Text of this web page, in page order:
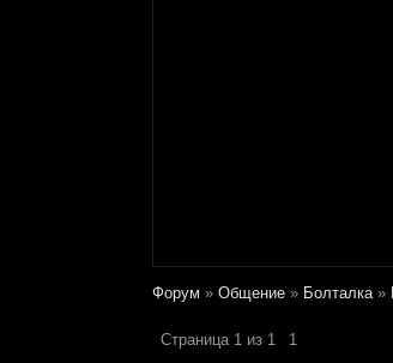
Форум » Общение » Болталка »
Страница 1 из 1 1